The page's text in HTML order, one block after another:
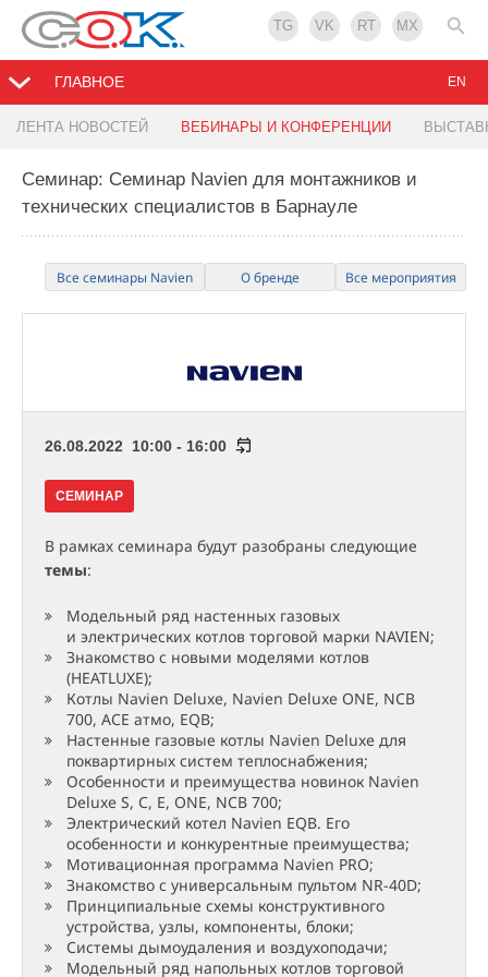
TG VK RT MX
ГЛАВНОЕ
ЛЕНТА НОВОСТЕЙ ВЕБИНАРЫ И КОНФЕРЕНЦИИ
EN
Семинар: Семинар Navien для монтажников и
технических специалистов в Барнауле
Все семинары Navien О бренде Все мероприятия
26.08.2022 10:00 - 16:00
СЕМИНАР
В рамках семинара будут разобраны следующие
темы:
Модельный ряд настенных газовых
и электрических котлов торговой марки NAVIEN;
Знакомство с новыми моделями котлов
(HEATLUXE);
Котлы Navien Deluxe, Navien Deluxe ONE, NCB
700, АСЕ атмо, EQB;
Настенные газовые котлы Navien Deluxe для
поквартирных систем теплоснабжения;
Особенности и преимущества новинок Navien
Deluxe S, С, E, ONE, NCB 700;
Электрический котел Navien EQB. Его
особенности и конкурентные преимущества;
Мотивационная программа Navien PRO;
Знакомство с универсальным пультом NR-40D;
Принципиальные схемы конструктивного
устройства, узлы, компоненты, блоки;
Системы дымоудаления и воздухоподачи;
Модельный ряд напольных котлов торговой